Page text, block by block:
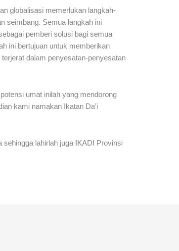
globalisasi memerlukan langkah-
seimbang. Semua langkah ini
pemberi solusi bagi semua
ini bertujuan untuk memberikan
dalam penyesatan-penyesatan
umat inilah yang mendorong
kami namakan Ikatan Da’i
lahirlah juga IKADI Provinsi